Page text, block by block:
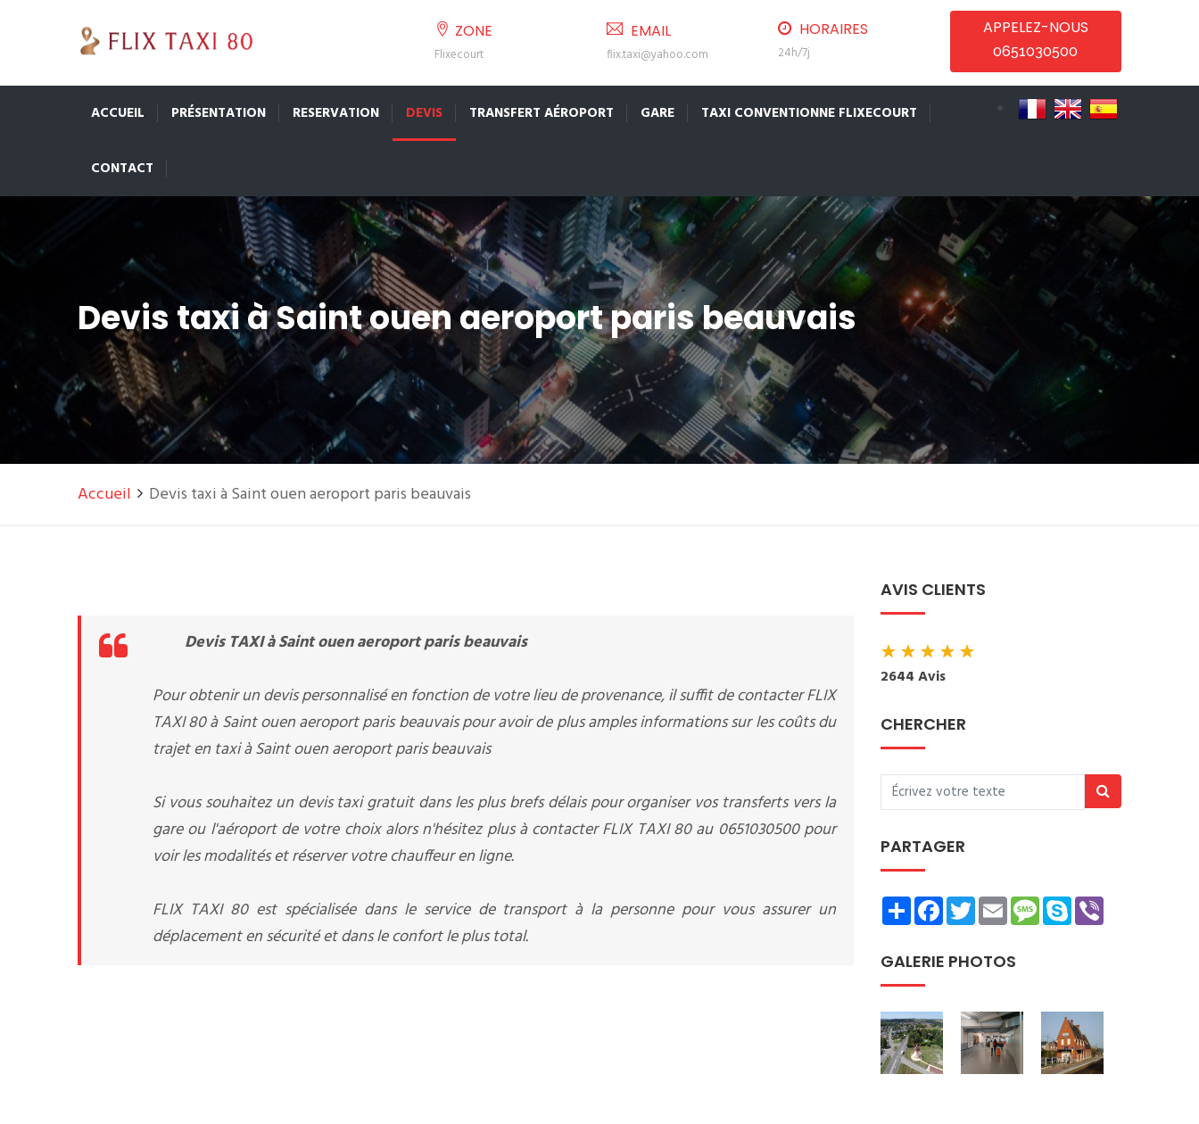
ZONE
Flixecourt
EMAIL
flix.taxi@yahoo.com
HORAIRES
24h/7j
APPELEZ-NOUS
0651030500
ACCUEIL PRÉSENTATION RESERVATION DEVIS TRANSFERT AÉROPORT GARE TAXI CONVENTIONNE FLIXECOURT
CONTACT
Devis taxi à Saint ouen aeroport paris beauvais
Accueil Devis taxi à Saint ouen aeroport paris beauvais
Devis TAXI à Saint ouen aeroport paris beauvais
Pour obtenir un devis personnalisé en fonction de votre lieu de provenance, il suffit de contacter FLIX
TAXI 80 à Saint ouen aeroport paris beauvais pour avoir de plus amples informations sur les coûts du
trajet en taxi à Saint ouen aeroport paris beauvais
Si vous souhaitez un devis taxi gratuit dans les plus brefs délais pour organiser vos transferts vers la
gare ou l'aéroport de votre choix alors n'hésitez plus à contacter FLIX TAXI 80 au 0651030500 pour
voir les modalités et réserver votre chauffeur en ligne.
FLIX TAXI 80 est spécialisée dans le service de transport à la personne pour vous assurer un
déplacement en sécurité et dans le confort le plus total.
AVIS CLIENTS
★★★★★
2644 Avis
CHERCHER
PARTAGER
ShareFacebookTwitterEmailMessage
Skype
GALERIE PHOTOS